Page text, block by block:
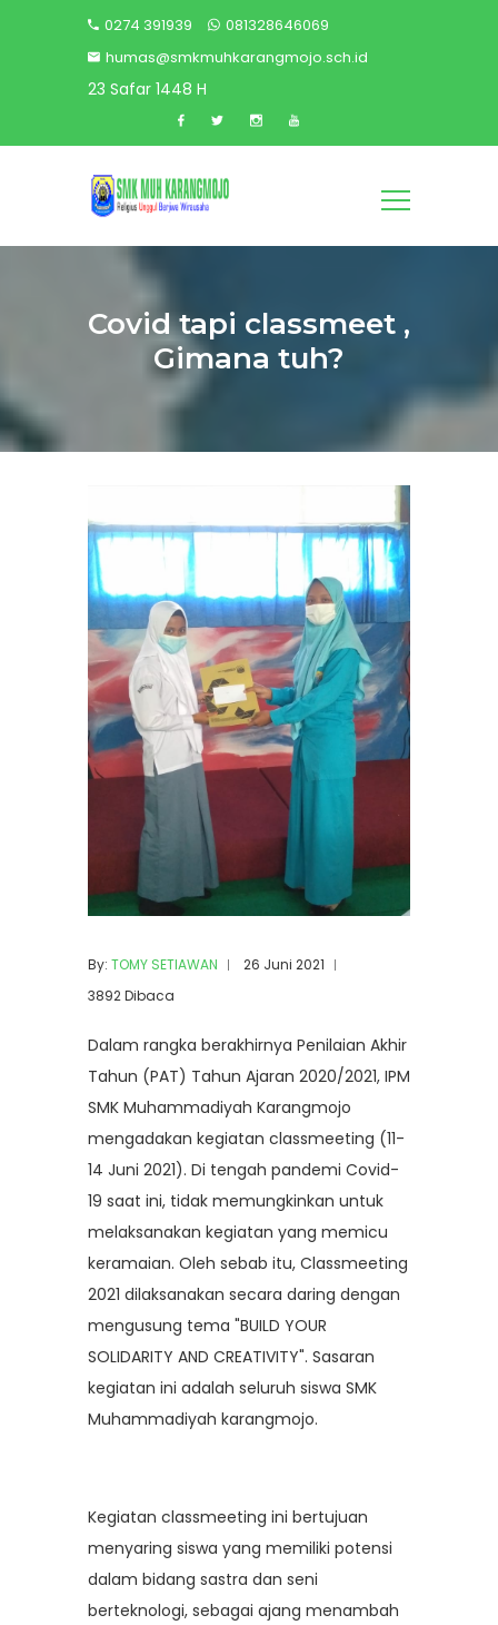
0274 391939
081328646069
humas@smkmuhkarangmojo.sch.id
23 Safar 1448 H
Covid tapi classmeet ,
Gimana tuh?
By: TOMY SETIAWAN
26 Juni 2021
3892 Dibaca
Dalam rangka berakhirnya Penilaian Akhir
Tahun (PAT) Tahun Ajaran 2020/2021, IPM
SMK Muhammadiyah Karangmojo
mengadakan kegiatan classmeeting (11-
14 Juni 2021). Di tengah pandemi Covid-
19 saat ini, tidak memungkinkan untuk
melaksanakan kegiatan yang memicu
keramaian. Oleh sebab itu, Classmeeting
2021 dilaksanakan secara daring dengan
mengusung tema "BUILD YOUR
SOLIDARITY AND CREATIVITY". Sasaran
kegiatan ini adalah seluruh siswa SMK
Muhammadiyah karangmojo.
Kegiatan classmeeting ini bertujuan
menyaring siswa yang memiliki potensi
dalam bidang sastra dan seni
berteknologi, sebagai ajang menambah